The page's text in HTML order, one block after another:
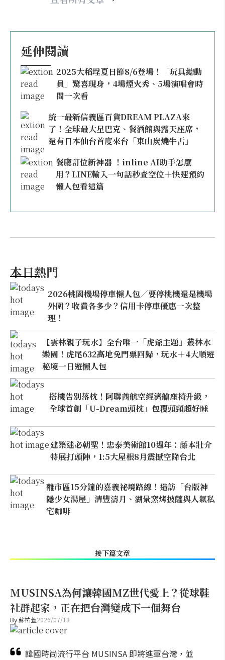
延伸閱讀
2025大稻埕夏日節8/6登場！「玩具總動
員」驚喜現身，4場煙火秀、5場演唱會時
間一次看
統一最新信義區百貨DREAM PLAZA來
了！全球最大星巴克、餐酒館與露天座席，
還有日本仙台首度來台「東山炭燒牛舌」
餐廳訂位新神器 ！inline AI助手怎麼
用？LINE輸入一句話秒查空位＋快速預約
懶人包看這篇
本日熱門
2026桃園機場停車懶人包／要停桃機還是機場
外圍？收費各多少？信用卡停車優惠一次整
理！
【雲林親子玩水】全台唯一「虎爺主題」叢林水
樂園！虎尾632高地免門票回歸，玩水＋4大順遊
秘境一日遊懶人包
搭機告別落枕！阿聯酋航空經濟艙座椅升級，
全球首創「U-Dream頭枕」包覆頭頸超好睡
建築迷必朝聖！忠泰美術館10週年：藤本壯介
特展打頭陣，1:5大屋根8月震撼空降台北
離市區15分鐘的嘉義祕境路線！造訪「台版神
隱少女湯屋」清豐濤月、湖景窯烤披薩與人氣私
宅咖啡
接下篇文章
MUSINSA為何讓韓國MZ世代愛上？從球鞋
社群起家，正在把台灣變成下一個舞台
By蘇祐萱2026/07/13
韓國時尚流行平台 MUSINSA 即將進軍台灣，並